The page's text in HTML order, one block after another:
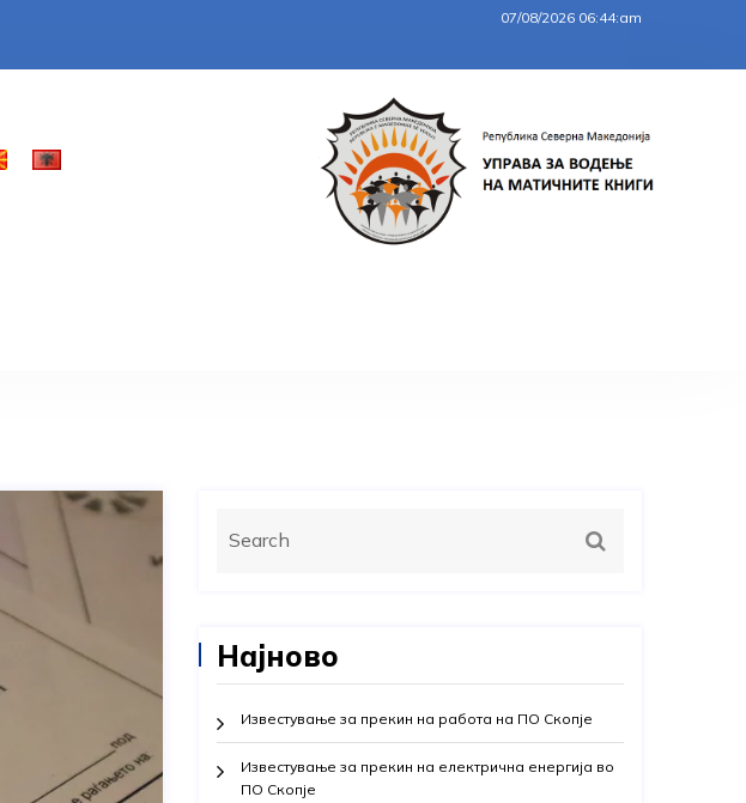
07/08/2026 06:44:am
Најново
Известување за прекин на работа на ПО Скопје
Известување за прекин на електрична енергија во
ПО Скопје